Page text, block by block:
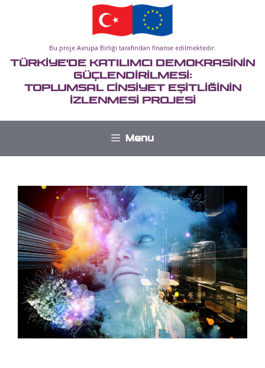
Bu proje Avrupa Birliği tarafından finanse edilmektedir.
TÜRKİYE'DE KATILIMCI DEMOKRASİNİN
GÜÇLENDİRİLMESİ:
TOPLUMSAL CİNSİYET EŞİTLİĞİNİN
İZLENMESİ PROJESİ
Menu